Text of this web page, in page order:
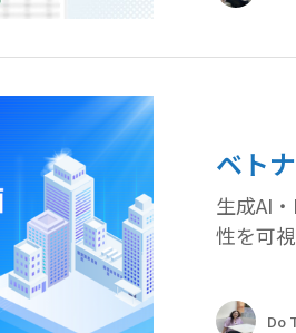
ベト
生成AI
性を可
Do